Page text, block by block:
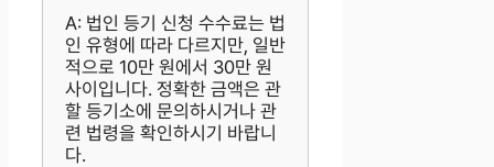
A: 법인 등기 신청 수수료는 법
인 유형에 따라 다르지만, 일반
적으로 10만 원에서 30만 원
사이입니다. 정확한 금액은 관
할 등기소에 문의하시거나 관
련 법령을 확인하시기 바랍니
다.